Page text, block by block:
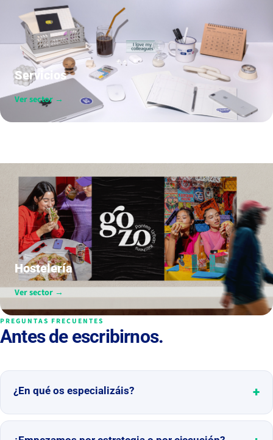
Servicios
Ver sector →
Hostelería
Ver sector →
PREGUNTAS FRECUENTES
Antes de escribirnos.
¿En qué os especializáis?